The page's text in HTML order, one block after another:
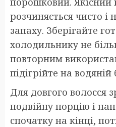
розчиняється чисто і
запаху. Зберігайте
холодильнику не
повторним
підігрійте на водяній
Для довгого волосся
подвійну порцію і
спочатку на кінці,